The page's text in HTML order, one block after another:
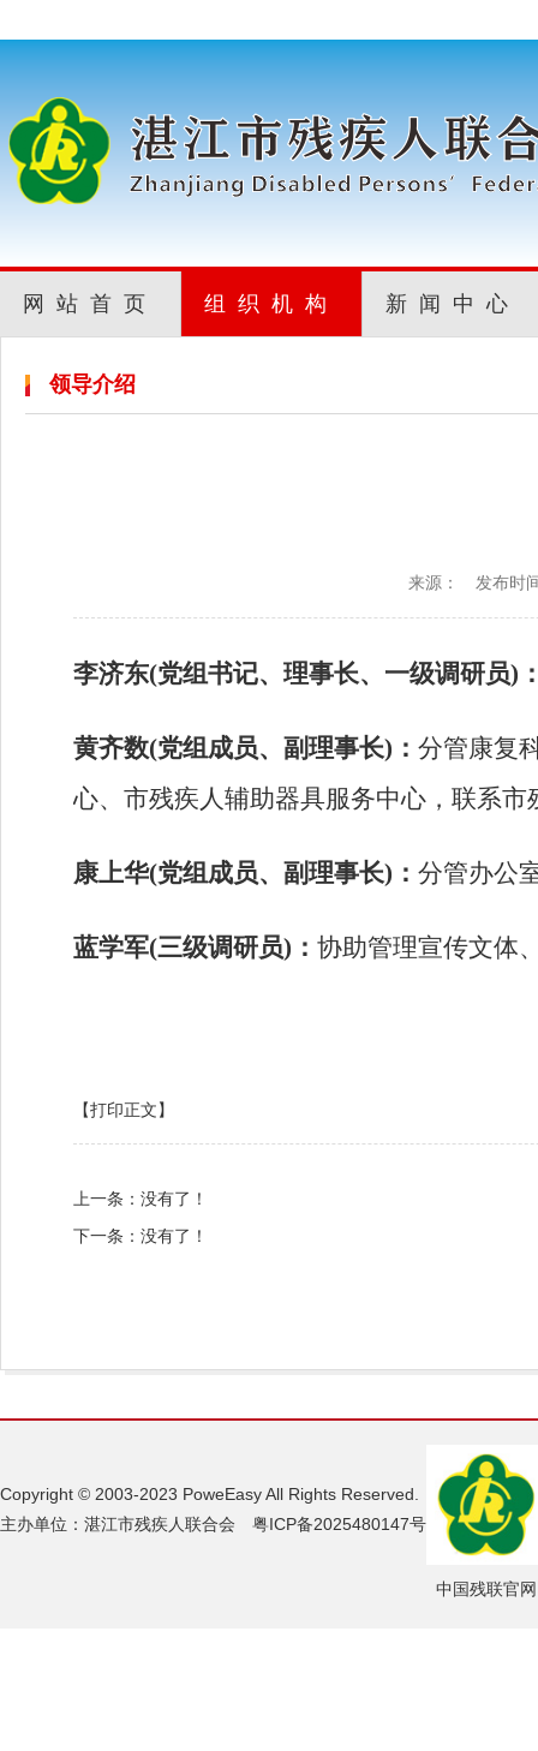
网站首页 组织机构 新闻中心
领导介绍
来源： 发布时
李济东(党组书记、理事长、一级调研员)
黄齐数(党组成员、副理事长)： 分管康复
心、市残疾人辅助器具服务中心，联系
康上华(党组成员、副理事长)： 分管办公
蓝学军(三级调研员)： 协助管理宣传文体
【打印正文】
上一条：没有了！
下一条：没有了！
Copyright © 2003-2023 PoweEasy All Rights Reserved.
主办单位：湛江市残疾人联合会 粤ICP备2025480147号
中国残联官网